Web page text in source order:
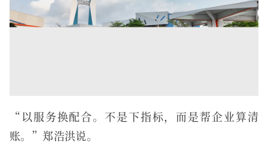
“以服务换配合。不是下指标，而是帮企业算清
账。”郑浩洪说。